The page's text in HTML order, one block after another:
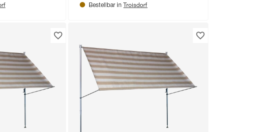
Bestellbar in Troisdorf